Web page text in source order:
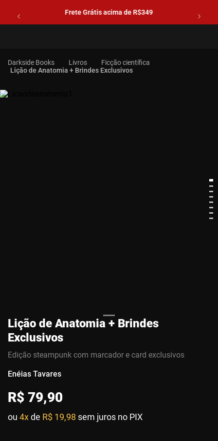
Frete Grátis acima de R$349
Livros
Ficção científica
Lição de Anatomia + Brindes Exclusivos
Lição de Anatomia + Brindes
Exclusivos
Edição steampunk com marcador e card exclusivos
Enéias Tavares
R$ 79,90
ou 4xde R$ 19,98 sem juros no PIX